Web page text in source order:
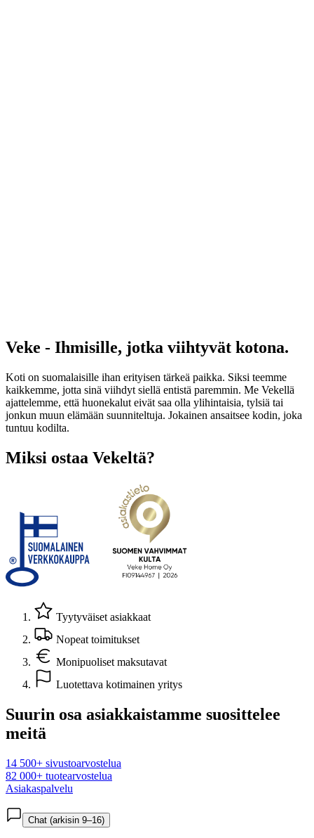
Veke - Ihmisille, jotka viihtyvät kotona.
Koti on suomalaisille ihan erityisen tärkeä paikka. Siksi teemme
kaikkemme, jotta sinä viihdyt siellä entistä paremmin. Me Vekellä
ajattelemme, että huonekalut eivät saa olla ylihintaisia, tylsiä tai
jonkun muun elämään suunniteltuja. Jokainen ansaitsee kodin, joka
tuntuu kodilta.
Miksi ostaa Vekeltä?
Tyytyväiset asiakkaat
Nopeat toimitukset
Monipuoliset maksutavat
Luotettava kotimainen yritys
Suurin osa asiakkaistamme suosittelee
meitä
14 500+ sivustoarvostelua
82 000+ tuotearvostelua
Asiakaspalvelu
Chat (arkisin 9–16)